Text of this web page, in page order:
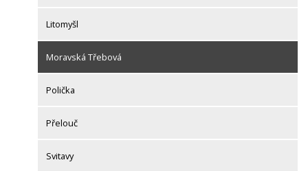
Litomyšl
Moravská Třebová
Polička
Přelouč
Svitavy